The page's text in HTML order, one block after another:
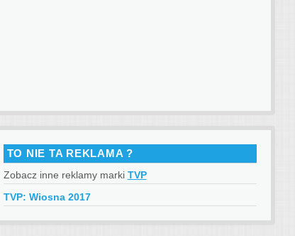
TO NIE TA REKLAMA ?
Zobacz inne reklamy marki TVP
TVP: Wiosna 2017